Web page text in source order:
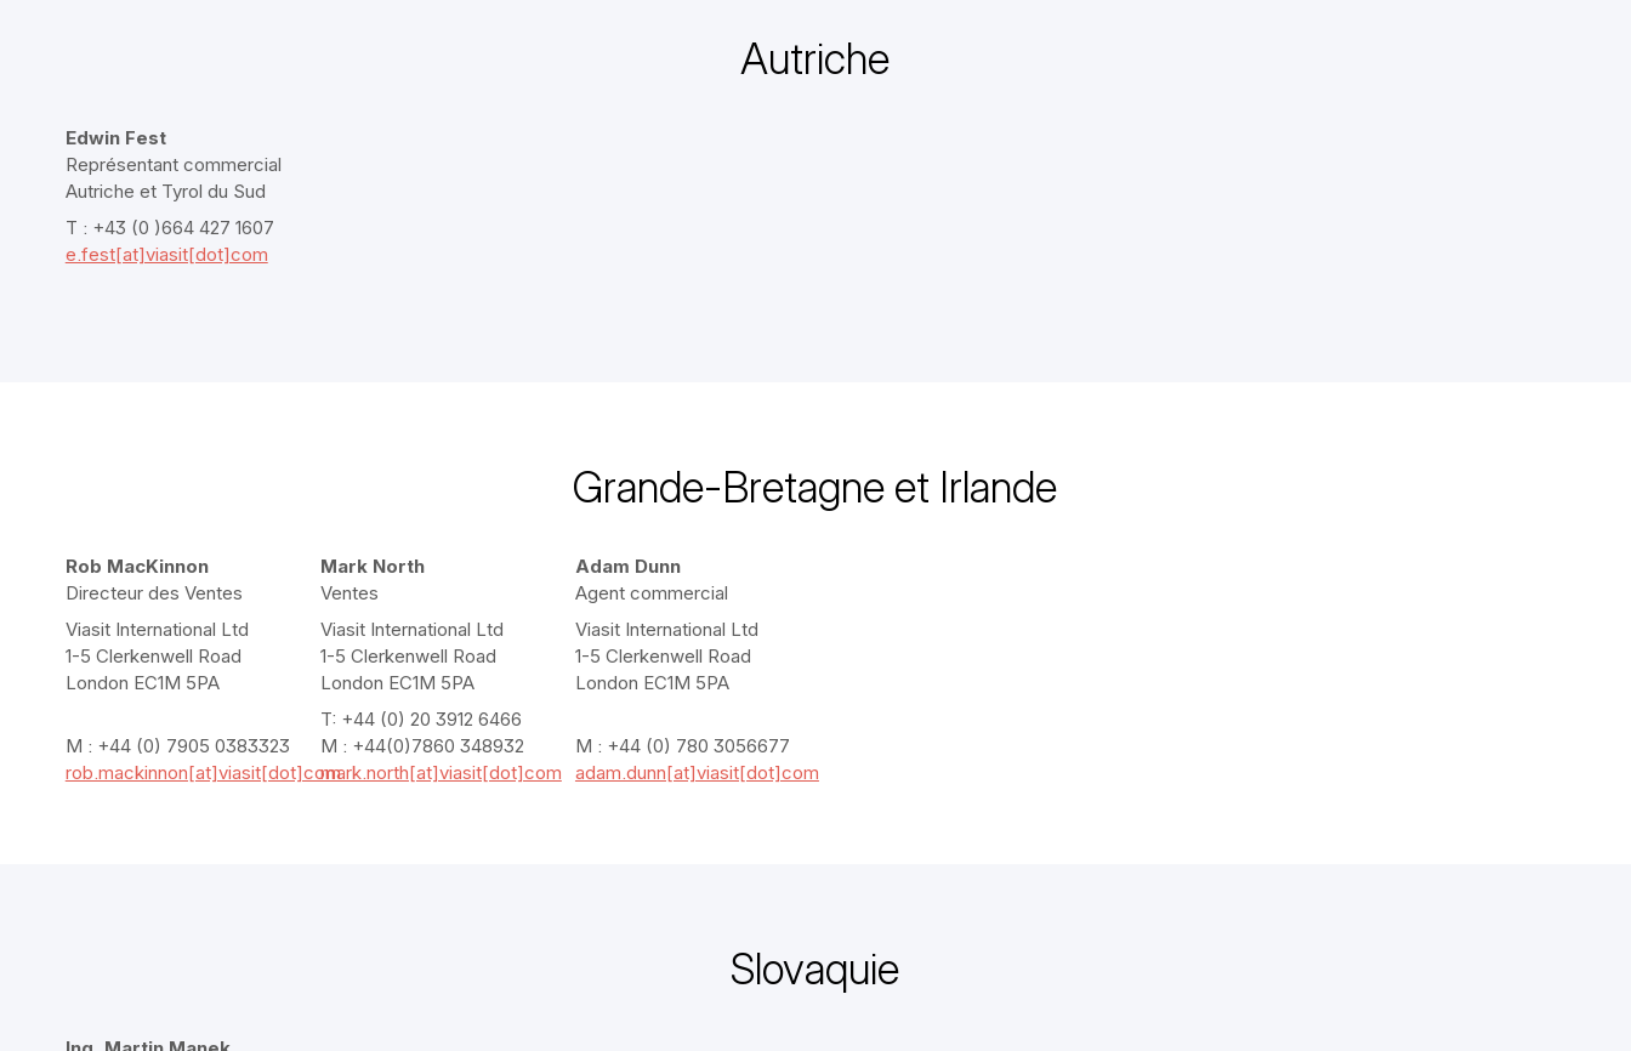
Autriche
Edwin Fest
Représentant commercial
Autriche et Tyrol du Sud
T : +43 (0 )664 427 1607
e.fest[at]viasit[dot]com
Grande-Bretagne et Irlande
Rob MacKinnon
Directeur des Ventes
Viasit International Ltd
1-5 Clerkenwell Road
London EC1M 5PA
M : +44 (0) 7905 0383323
rob.mackinnon[at]viasit[dot]com
Mark North
Ventes
Viasit International Ltd
1-5 Clerkenwell Road
London EC1M 5PA
T: +44 (0) 20 3912 6466
M : +44(0)7860 348932
mark.north[at]viasit[dot]com
Adam Dunn
Agent commercial
Viasit International Ltd
1-5 Clerkenwell Road
London EC1M 5PA
M : +44 (0) 780 3056677
adam.dunn[at]viasit[dot]com
Slovaquie